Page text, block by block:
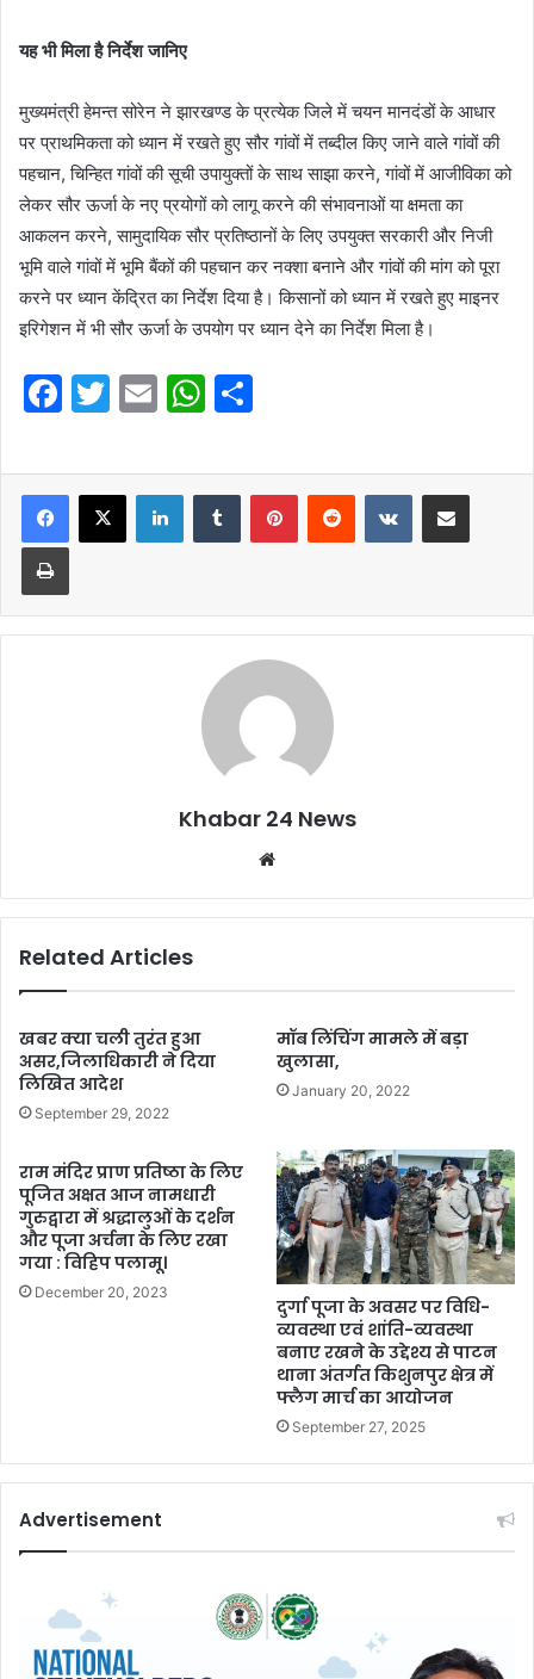
यह भी मिला है निर्देश जानिए
मुख्यमंत्री हेमन्त सोरेन ने झारखण्ड के प्रत्येक जिले में चयन मानदंडों के आधार
पर प्राथमिकता को ध्यान में रखते हुए सौर गांवों में तब्दील किए जाने वाले गांवों की
पहचान, चिन्हित गांवों की सूची उपायुक्तों के साथ साझा करने, गांवों में आजीविका को
लेकर सौर ऊर्जा के नए प्रयोगों को लागू करने की संभावनाओं या क्षमता का
आकलन करने, सामुदायिक सौर प्रतिष्ठानों के लिए उपयुक्त सरकारी और निजी
भूमि वाले गांवों में भूमि बैंकों की पहचान कर नक्शा बनाने और गांवों की मांग को पूरा
करने पर ध्यान केंद्रित का निर्देश दिया है। किसानों को ध्यान में रखते हुए माइनर
इरिगेशन में भी सौर ऊर्जा के उपयोग पर ध्यान देने का निर्देश मिला है।
F
c
e
b
o
o
T
itt
er
E
ai
l
W
at
s
A
p
ar
e
LinkedInTumblr PinterestReddit VKontakteShare via Email
Print
Khabar 24 News
Related Articles
खबर क्या चली तुरंत हुआ
असर,जिलाधिकारी ने दिया
लिखित आदेश
September 29, 2022
मॉब लिंचिंग मामले में बड़ा
खुलासा,
January 20, 2022
राम मंदिर प्राण प्रतिष्ठा के लिए
पूजित अक्षत आज नामधारी
गुरुद्वारा में श्रद्धालुओं के दर्शन
और पूजा अर्चना के लिए रखा
गया : विहिप पलामू।
December 20, 2023
दुर्गा पूजा के अवसर पर विधि-
व्यवस्था एवं शांति-व्यवस्था
बनाए रखने के उद्देश्य से पाटन
थाना अंतर्गत किशुनपुर क्षेत्र में
फ्लैग मार्च का आयोजन
September 27, 2025
Advertisement